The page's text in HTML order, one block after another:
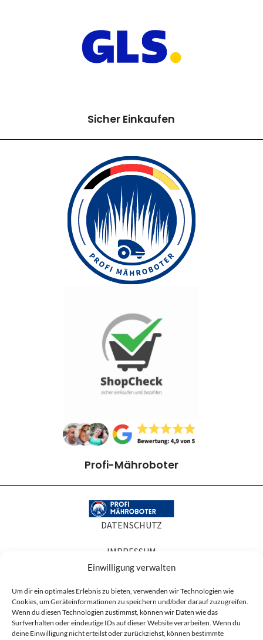
Einwilligung verwalten
Um dir ein optimales Erlebnis zu bieten, verwenden wir Technologien wie
Cookies, um Geräteinformationen zu speichern und/oder darauf zuzugreifen.
Wenn du diesen Technologien zustimmst, können wir Daten wie das
Surfverhalten oder eindeutige IDs auf dieser Website verarbeiten. Wenn du
deine Einwilligung nicht erteilst oder zurückziehst, können bestimmte
Sicher Einkaufen
Profi-Mähroboter
DATENSCHUTZ
IMPRESSUM
AGB
Produktabbildungen dienen der Illustration. Sie können Zubehör oder